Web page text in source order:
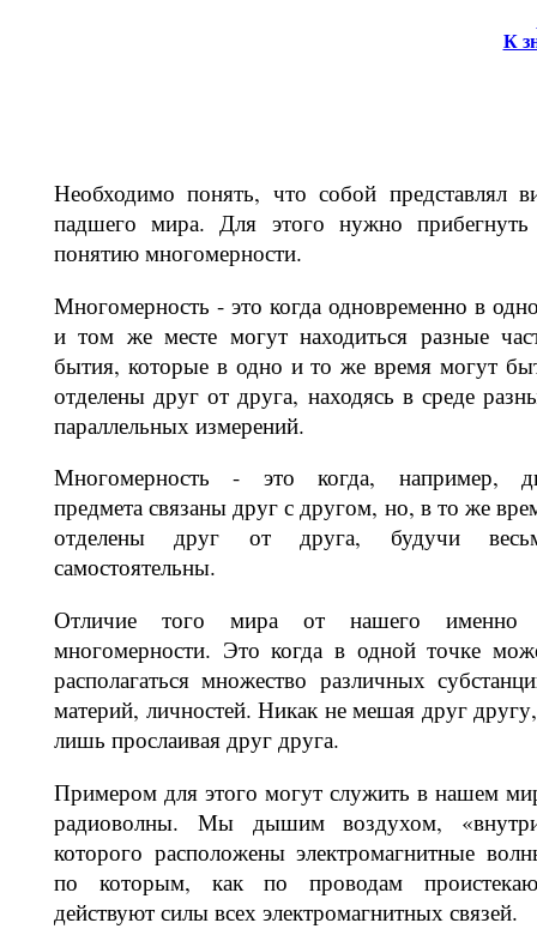
К
Необходимо понять, что собой предс­тавлял
падшего мира. Для этого нужно
понятию многомер­ности.
Многомерность - это когда одновре­менно в
и том же месте могут находиться разные
бытия, которые в одно и то же время могут
от­делены друг от друга, находясь в среде
параллельных измерений.
Многомерность - это когда, например,
предмета связаны друг с другом, но, в то же
отделены друг от друга, будучи
самостоятельны.
Отличие того мира от нашего именно
многомерности. Это когда в одной точке
располагаться множество различных
материй, лич­ностей. Никак не мешая друг
лишь прослаивая друг друга.
Примером для этого могут служить в нашем
радиоволны. Мы дышим воздухом,
которого расположе­ны электромагнитные
по кото­рым, как по проводам
действуют силы всех электромагнитных связей.